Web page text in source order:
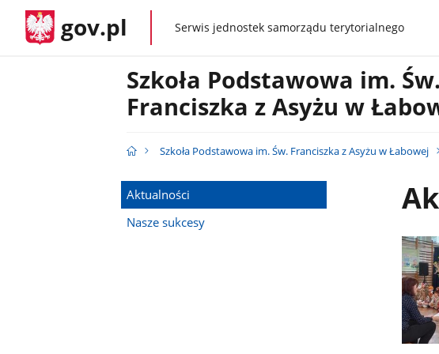
gov.pl gov.plSerwis jednostek samorządu terytorialnego
Szkoła Podstawowa im. Św.
Franciszka z Asyżu w
Szkoła Podstawowa im. Św. Franciszka z Asyżu w Łabowej
Aktualności
Nasze sukcesy